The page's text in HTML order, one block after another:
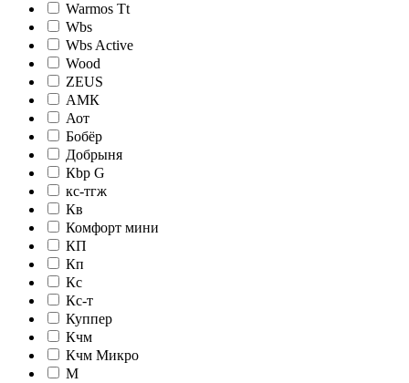
Warmos Tt
Wbs
Wbs Active
Wood
ZEUS
АМК
Аот
Бобёр
Добрыня
Кbр G
кc-тгж
Кв
Комфорт мини
КП
Кп
Кс
Кс-т
Куппер
Кчм
Кчм Микро
М